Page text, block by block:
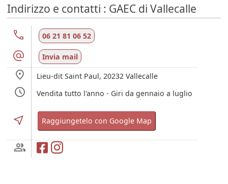
Indirizzo e contatti : GAEC di Vallecalle
06 21 81 06 52
Invia mail
Lieu-dit Saint Paul, 20232 Vallecalle
Vendita tutto l'anno - Giri da gennaio a luglio
Raggiungetelo con Google Map